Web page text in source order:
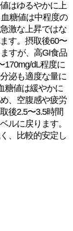
はゆるやかに上
糖値は中程度の
激な上昇ではな
す。摂取後60〜
すが、高GI食品
170mg/dL程度に
泌も適度な量に
糖値は緩やかに
、空腹感や疲労
後2.5〜3.5時間
ルに戻ります。
、比較的安定し